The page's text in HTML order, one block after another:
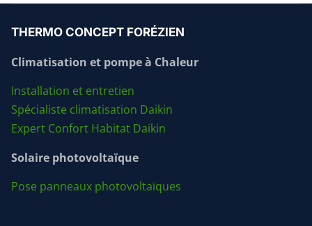
THERMO CONCEPT FORÉZIEN
Climatisation et pompe à Chaleur
Installation et entretien
Spécialiste climatisation Daikin
Expert Confort Habitat Daikin
Solaire photovoltaïque
Pose panneaux photovoltaïques